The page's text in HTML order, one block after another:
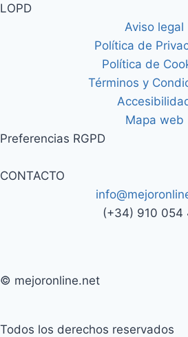
LOPD
Aviso legal
Política de
Política de
Términos y
Mapa web
Preferencias RGPD
CONTACTO
(+34) 910 054
© mejoronline.net
Todos los derechos reservados